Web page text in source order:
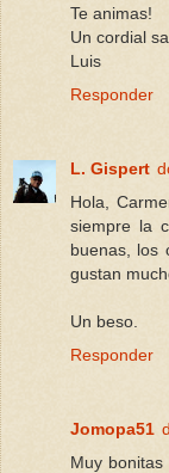
Te animas!
Un cordial
Luis
Responder
L. Gispert
Hola,
siempre la
buenas, los
gustan
Un beso.
Responder
Jomopa51
Muy bonitas